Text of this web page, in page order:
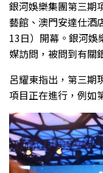
銀河娛樂集團第三期
藝館、澳門安達仕酒
13日）開幕。銀河娛
媒訪問，被問到有關
呂耀東指出，第三期
項目正在進行，例如